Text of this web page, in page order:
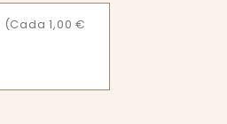
(Cada 1,00 €